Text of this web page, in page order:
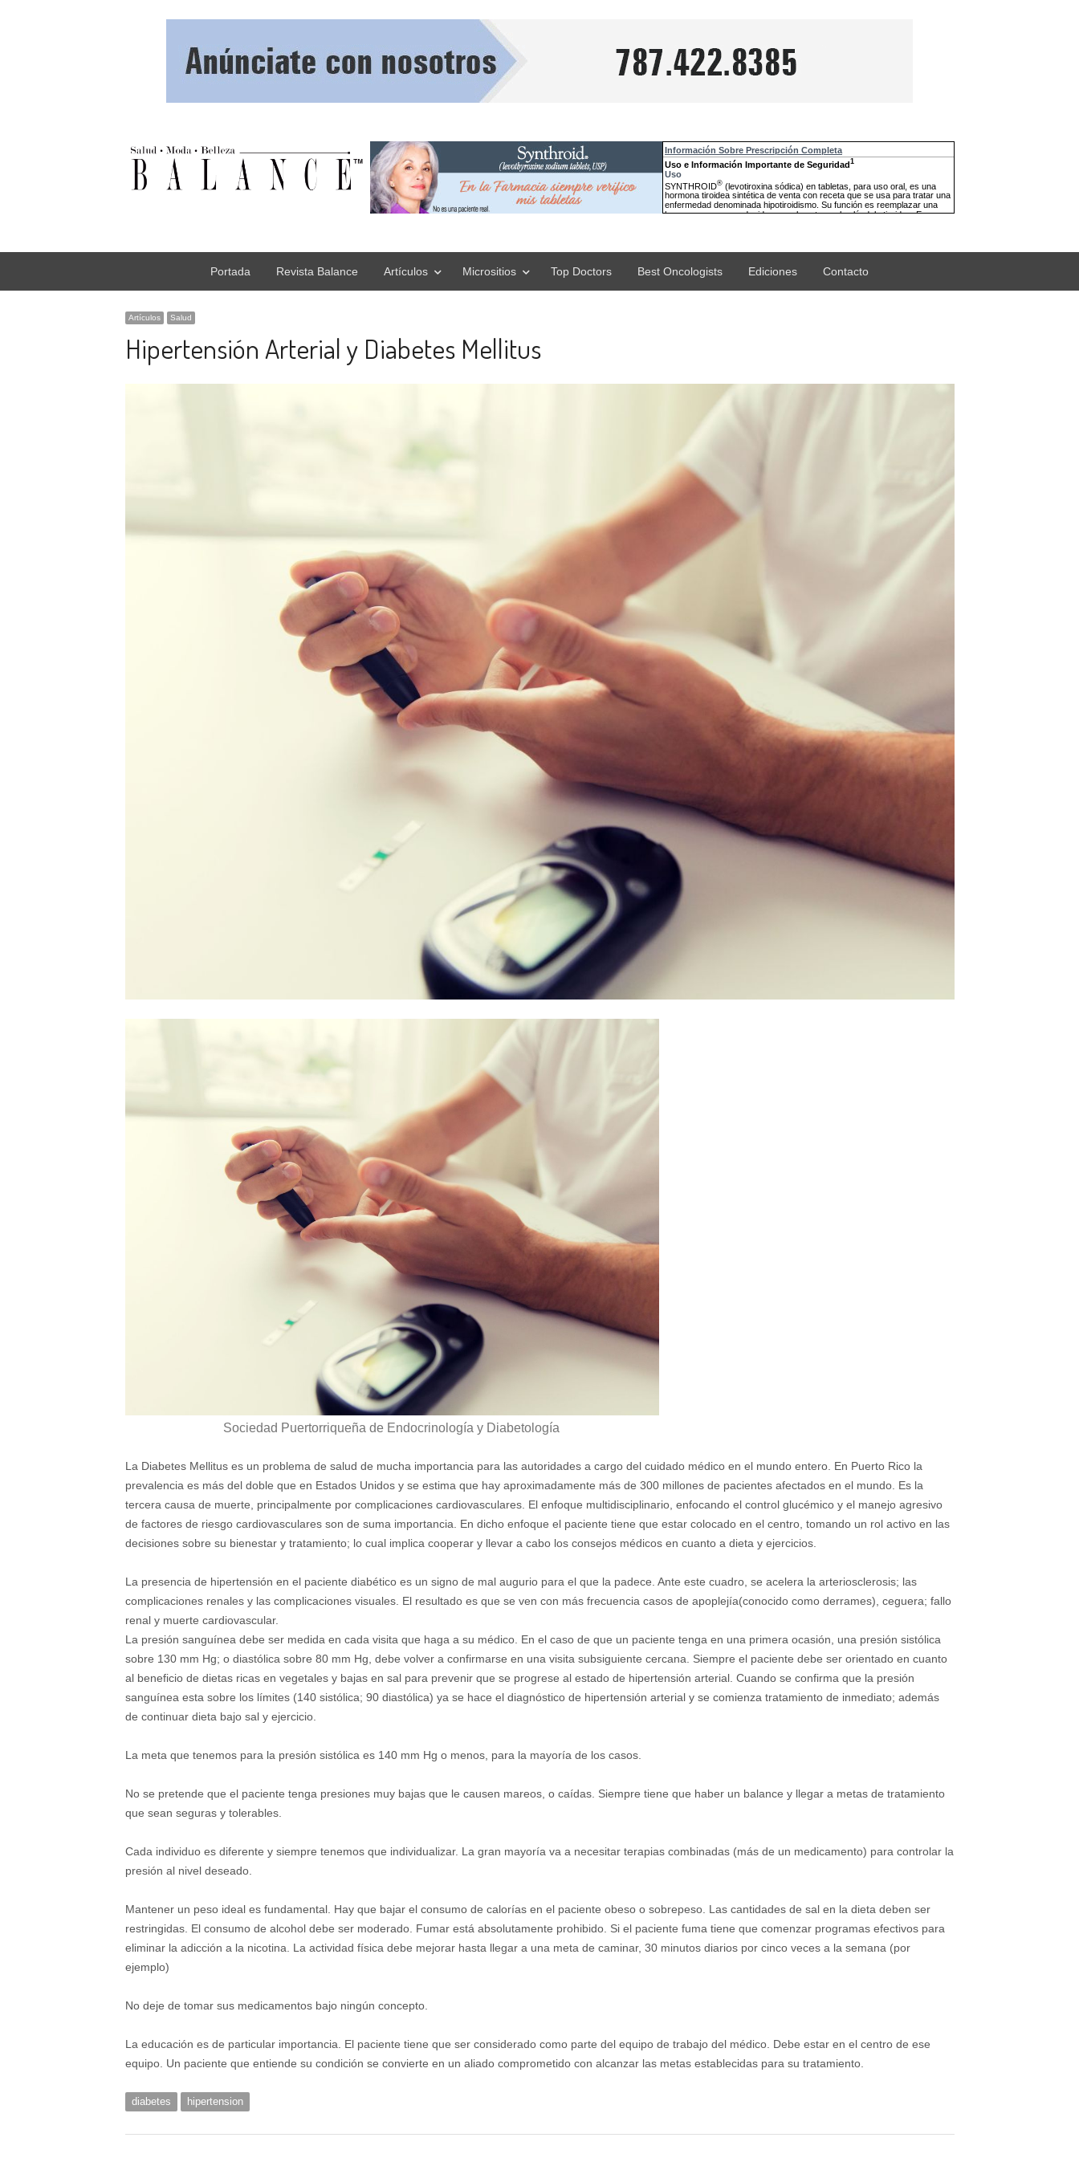
Portada Revista Balance Artículos Micrositios Top Doctors Best Oncologists Ediciones Contacto
Artículos Salud
Hipertensión Arterial y Diabetes Mellitus
Sociedad Puertorriqueña de Endocrinología y Diabetología
La Diabetes Mellitus es un problema de salud de mucha importancia para las autoridades a cargo del cuidado médico en el mundo entero. En Puerto Rico la
prevalencia es más del doble que en Estados Unidos y se estima que hay aproximadamente más de 300 millones de pacientes afectados en el mundo. Es la
tercera causa de muerte, principalmente por complicaciones cardiovasculares. El enfoque multidisciplinario, enfocando el control glucémico y el manejo agresivo
de factores de riesgo cardiovasculares son de suma importancia. En dicho enfoque el paciente tiene que estar colocado en el centro, tomando un rol activo en las
decisiones sobre su bienestar y tratamiento; lo cual implica cooperar y llevar a cabo los consejos médicos en cuanto a dieta y ejercicios.
La presencia de hipertensión en el paciente diabético es un signo de mal augurio para el que la padece. Ante este cuadro, se acelera la arteriosclerosis; las
complicaciones renales y las complicaciones visuales. El resultado es que se ven con más frecuencia casos de apoplejía(conocido como derrames), ceguera; fallo
renal y muerte cardiovascular.
La presión sanguínea debe ser medida en cada visita que haga a su médico. En el caso de que un paciente tenga en una primera ocasión, una presión sistólica
sobre 130 mm Hg; o diastólica sobre 80 mm Hg, debe volver a confirmarse en una visita subsiguiente cercana. Siempre el paciente debe ser orientado en cuanto
al beneficio de dietas ricas en vegetales y bajas en sal para prevenir que se progrese al estado de hipertensión arterial. Cuando se confirma que la presión
sanguínea esta sobre los límites (140 sistólica; 90 diastólica) ya se hace el diagnóstico de hipertensión arterial y se comienza tratamiento de inmediato; además
de continuar dieta bajo sal y ejercicio.
La meta que tenemos para la presión sistólica es 140 mm Hg o menos, para la mayoría de los casos.
No se pretende que el paciente tenga presiones muy bajas que le causen mareos, o caídas. Siempre tiene que haber un balance y llegar a metas de tratamiento
que sean seguras y tolerables.
Cada individuo es diferente y siempre tenemos que individualizar. La gran mayoría va a necesitar terapias combinadas (más de un medicamento) para controlar la
presión al nivel deseado.
Mantener un peso ideal es fundamental. Hay que bajar el consumo de calorías en el paciente obeso o sobrepeso. Las cantidades de sal en la dieta deben ser
restringidas. El consumo de alcohol debe ser moderado. Fumar está absolutamente prohibido. Si el paciente fuma tiene que comenzar programas efectivos para
eliminar la adicción a la nicotina. La actividad física debe mejorar hasta llegar a una meta de caminar, 30 minutos diarios por cinco veces a la semana (por
ejemplo)
No deje de tomar sus medicamentos bajo ningún concepto.
La educación es de particular importancia. El paciente tiene que ser considerado como parte del equipo de trabajo del médico. Debe estar en el centro de ese
equipo. Un paciente que entiende su condición se convierte en un aliado comprometido con alcanzar las metas establecidas para su tratamiento.
diabetes hipertension